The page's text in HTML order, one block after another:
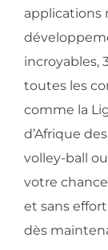
applications
incroyables,
toutes les
comme la
d’Afrique
volley-ball
votre
et sans
dès